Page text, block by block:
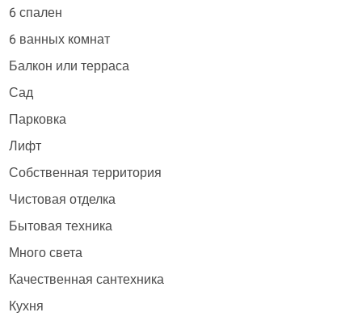
6 спален
6 ванных комнат
Балкон или терраса
Сад
Парковка
Лифт
Собственная территория
Чистовая отделка
Бытовая техника
Много света
Качественная сантехника
Кухня